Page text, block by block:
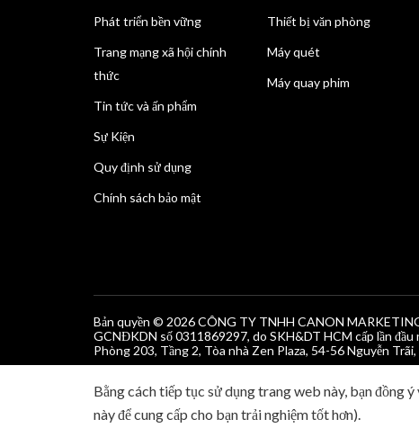
Phát triển bền vững
Trang mạng xã hội chính
thức
Tin tức và ấn phẩm
Sự Kiện
Quy định sử dụng
Chính sách bảo mật
Thiết bị văn phòng
Máy quét
Máy quay phim
Bản quyền © 2026 CÔNG TY TNHH CANON
GCNĐKDN số 0311869297, do SKH&DT HCM cấp lần
Phòng 203, Tầng 2, Tòa nhà Zen Plaza, 54-56 Nguyễn
Bằng cách tiếp tục sử dụng trang web này, bạn đồng ý
này để cung cấp cho bạn trải nghiệm tốt hơn).